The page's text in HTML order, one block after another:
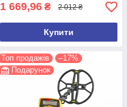
1 669,96 ₴ 2 012 ₴
Купити
Топ продажів
–17%
Подарунок